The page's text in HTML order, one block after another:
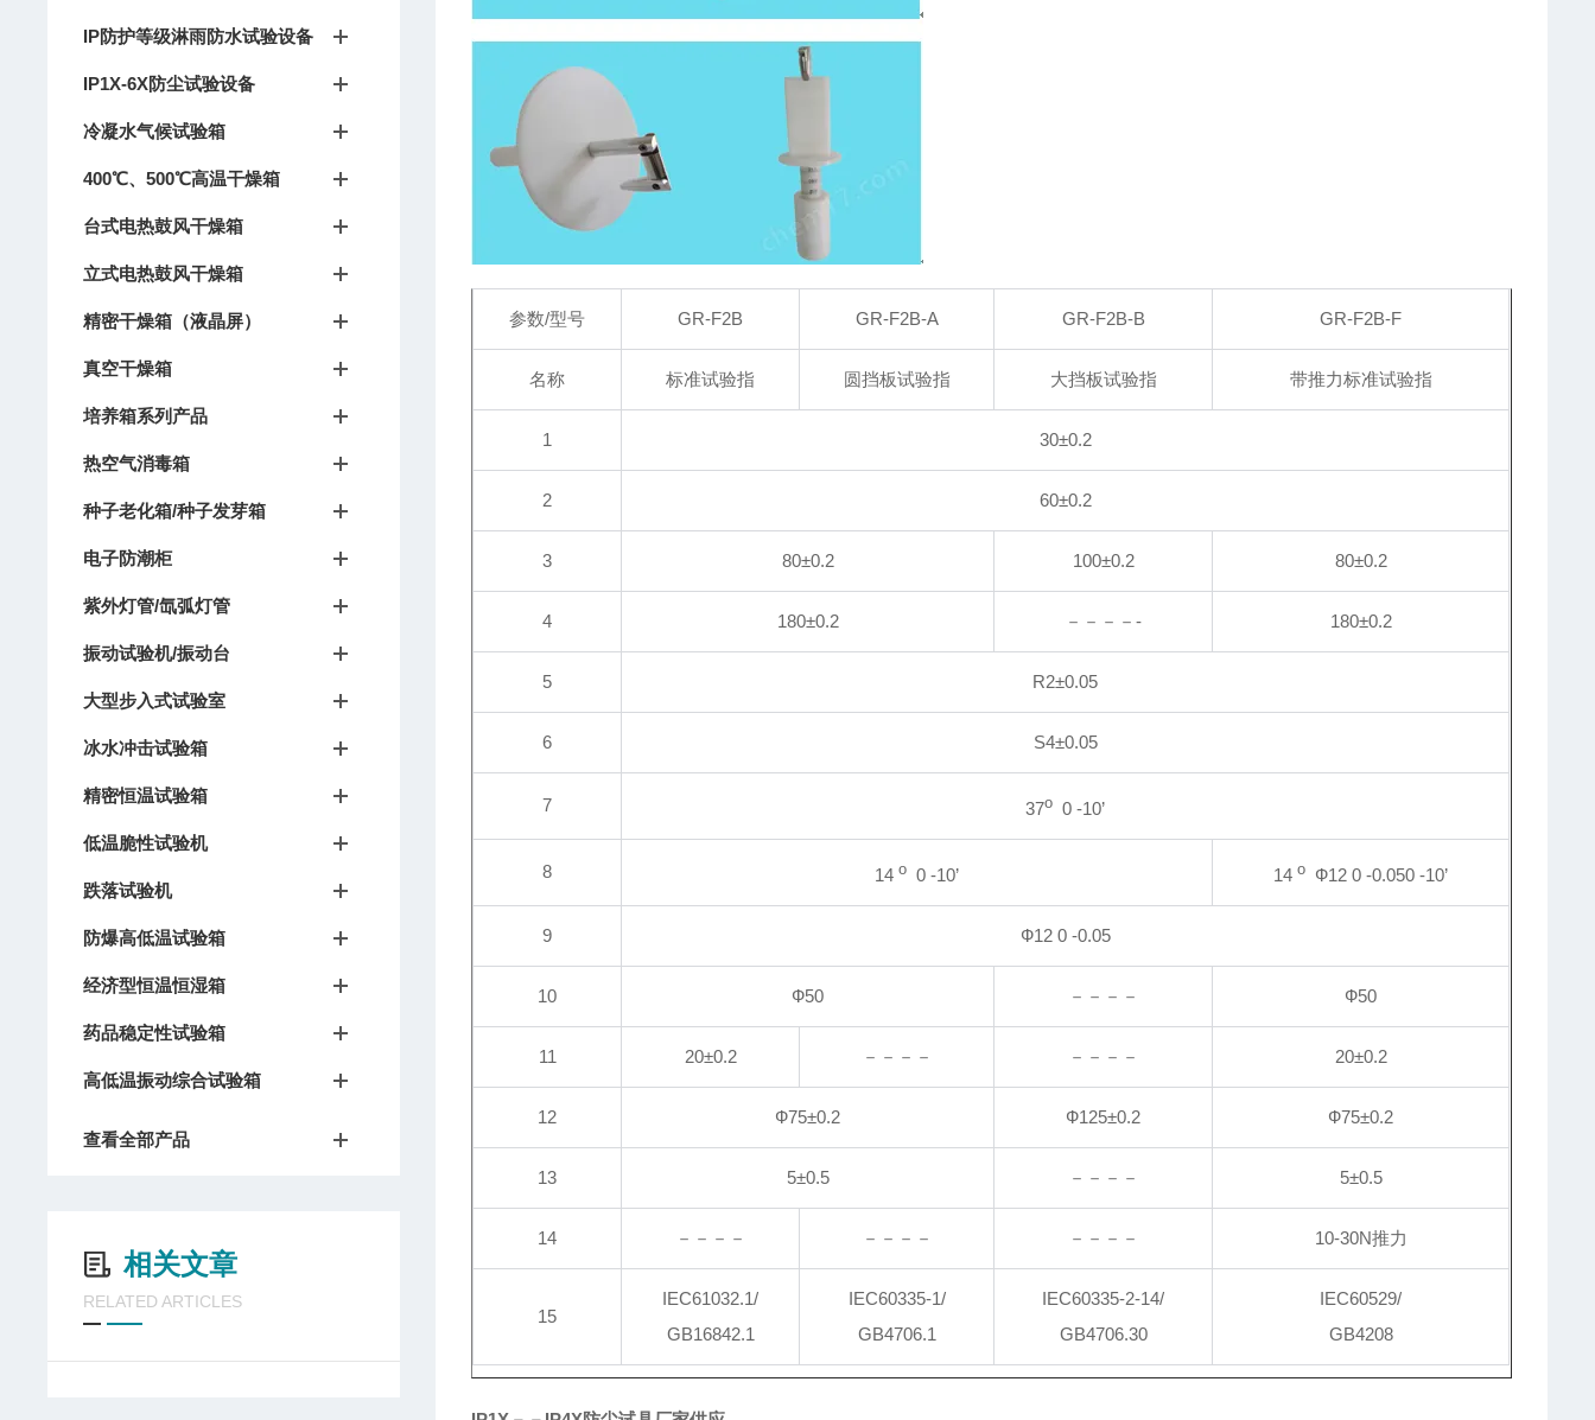
IP防护等级淋雨防水试验设备
IP1X-6X防尘试验设备
冷凝水气候试验箱
400℃、500℃高温干燥箱
台式电热鼓风干燥箱
立式电热鼓风干燥箱
精密干燥箱（液晶屏）
真空干燥箱
培养箱系列产品
热空气消毒箱
种子老化箱/种子发芽箱
电子防潮柜
紫外灯管/氙弧灯管
振动试验机/振动台
大型步入式试验室
冰水冲击试验箱
精密恒温试验箱
低温脆性试验机
跌落试验机
防爆高低温试验箱
经济型恒温恒湿箱
药品稳定性试验箱
高低温振动综合试验箱
查看全部产品
相关文章
RELATED ARTICLES
参数/型号 GR-F2B GR-F2B-A GR-F2B-B GR-F2B-F
名称 标准试验指 圆挡板试验指 大挡板试验指 带推力标准试验指
1 30±0.2
2 60±0.2
3 80±0.2 100±0.2 80±0.2
4 180±0.2 －－－－- 180±0.2
5 R2±0.05
6 S4±0.05
7 37o 0 -10’
8 14 o 0 -10’ 14 o Ф12 0 -0.050 -10’
9 Ф12 0 -0.05
10 Ф50 －－－－ Ф50
11 20±0.2 －－－－ －－－－ 20±0.2
12 Ф75±0.2 Ф125±0.2 Ф75±0.2
13 5±0.5 －－－－ 5±0.5
14 －－－－ －－－－ －－－－ 10-30N推力
15
IEC61032.1/
GB16842.1
IEC60335-1/
GB4706.1
IEC60335-2-14/
GB4706.30
IEC60529/
GB4208